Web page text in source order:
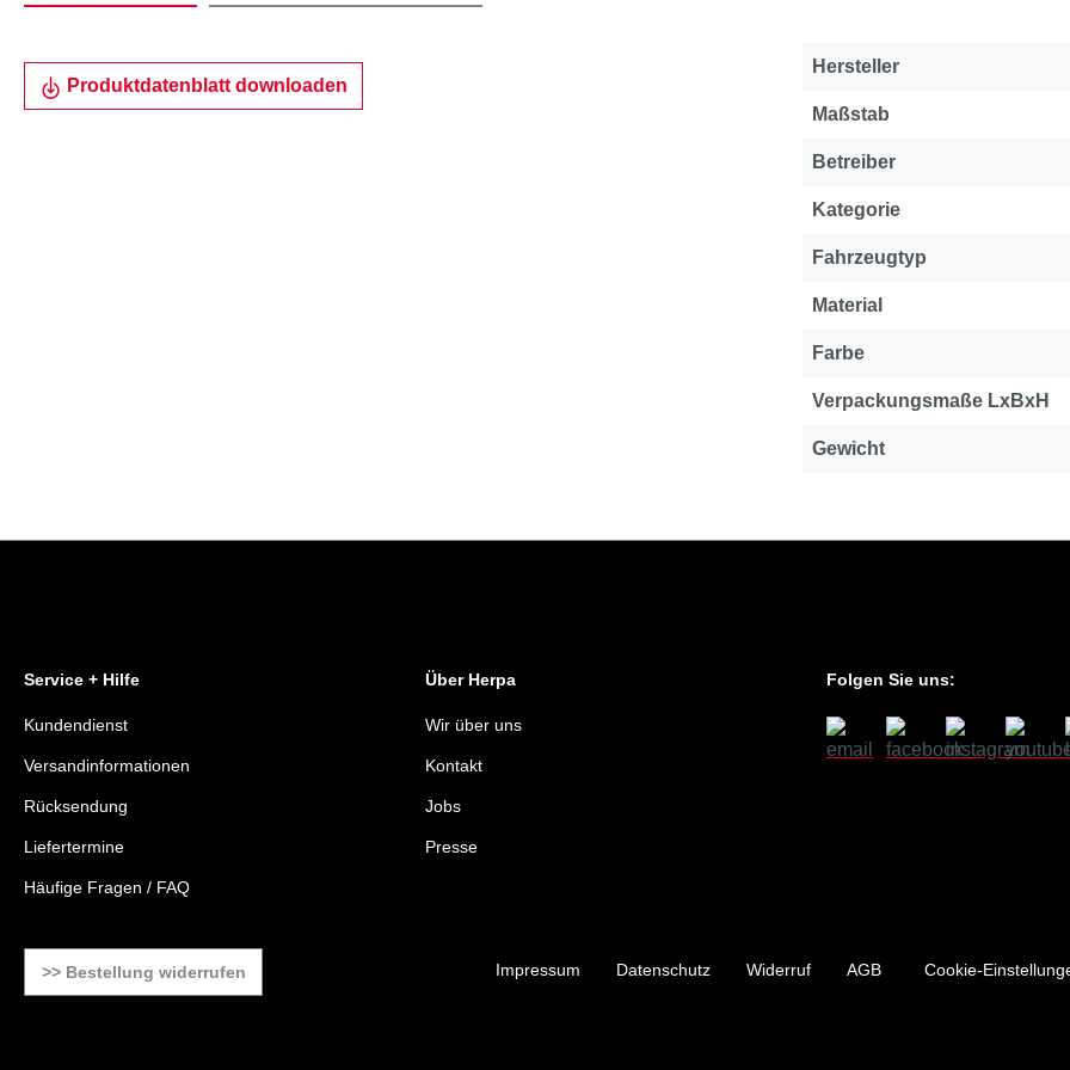
Produktdatenblatt downloaden
Hersteller
Maßstab
Betreiber
Kategorie
Fahrzeugtyp
Material
Farbe
Verpackungsmaße LxBxH
Gewicht
Service + Hilfe
Kundendienst
Versandinformationen
Rücksendung
Liefertermine
Häufige Fragen / FAQ
Über Herpa
Wir über uns
Kontakt
Jobs
Presse
Folgen Sie uns:
>> Bestellung widerrufen Impressum Datenschutz Widerruf AGB Cookie-